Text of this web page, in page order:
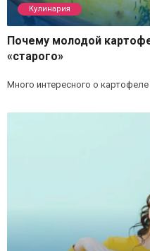
Кулинария
Почему молодой
«старого»
Много интересного о картофеле